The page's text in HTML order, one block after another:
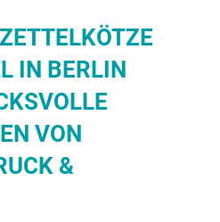
IN BERLIN
VON
&